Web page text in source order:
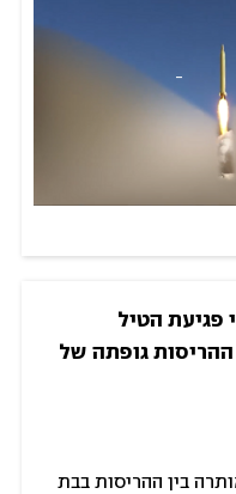
בין ההריסות בבת